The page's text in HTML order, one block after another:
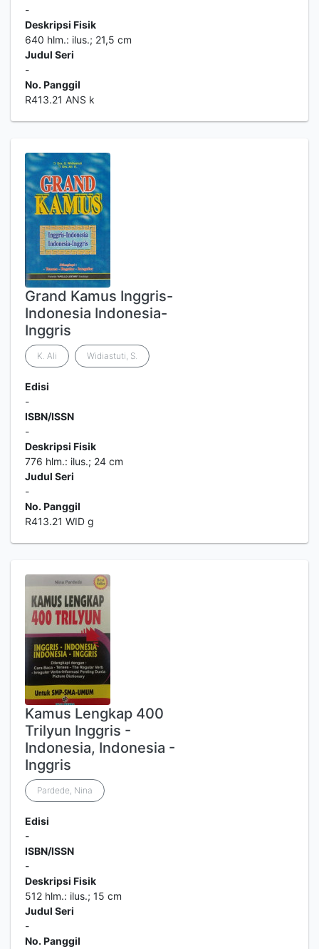
-
Deskripsi Fisik
640 hlm.: ilus.; 21,5 cm
Judul Seri
-
No. Panggil
R413.21 ANS k
Grand Kamus Inggris-
Indonesia Indonesia-
Inggris
K. Ali Widiastuti, S.
Edisi
-
ISBN/ISSN
-
Deskripsi Fisik
776 hlm.: ilus.; 24 cm
Judul Seri
-
No. Panggil
R413.21 WID g
Kamus Lengkap 400
Trilyun Inggris -
Indonesia, Indonesia -
Inggris
Pardede, Nina
Edisi
-
ISBN/ISSN
-
Deskripsi Fisik
512 hlm.: ilus.; 15 cm
Judul Seri
-
No. Panggil